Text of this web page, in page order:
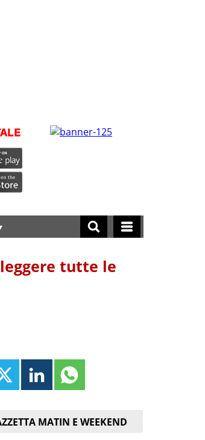
tutte le
MATIN E WEEKEND